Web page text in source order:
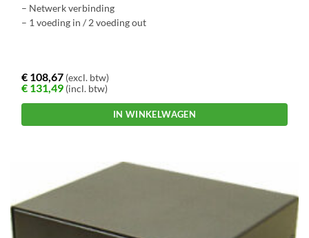
– Netwerk verbinding
– 1 voeding in / 2 voeding out
€ 108,67 (excl. btw)
€ 131,49 (incl. btw)
IN WINKELWAGEN